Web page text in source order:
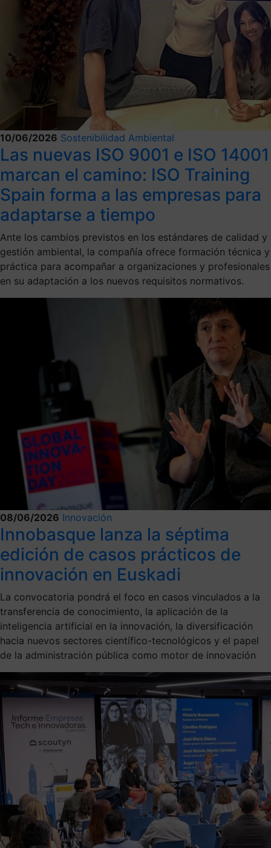
10/06/2026 Sostenibilidad Ambiental
Las nuevas ISO 9001 e ISO 14001
marcan el camino: ISO Training
Spain forma a las empresas para
adaptarse a tiempo
Ante los cambios previstos en los estándares de calidad y
gestión ambiental, la compañía ofrece formación técnica y
práctica para acompañar a organizaciones y profesionales
en su adaptación a los nuevos requisitos normativos.
08/06/2026 Innovación
Innobasque lanza la séptima
edición de casos prácticos de
innovación en Euskadi
La convocatoria pondrá el foco en casos vinculados a la
transferencia de conocimiento, la aplicación de la
inteligencia artificial en la innovación, la diversificación
hacia nuevos sectores científico-tecnológicos y el papel
de la administración pública como motor de innovación